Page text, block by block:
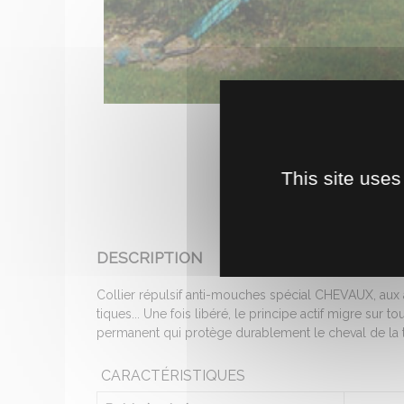
DESCRIPTION
Collier répulsif anti-mouches spécial CHEVAUX,
tiques... Une fois libéré, le principe actif migre sur
permanent qui protège durablement le cheval de la
CARACTÉRISTIQUES
This site